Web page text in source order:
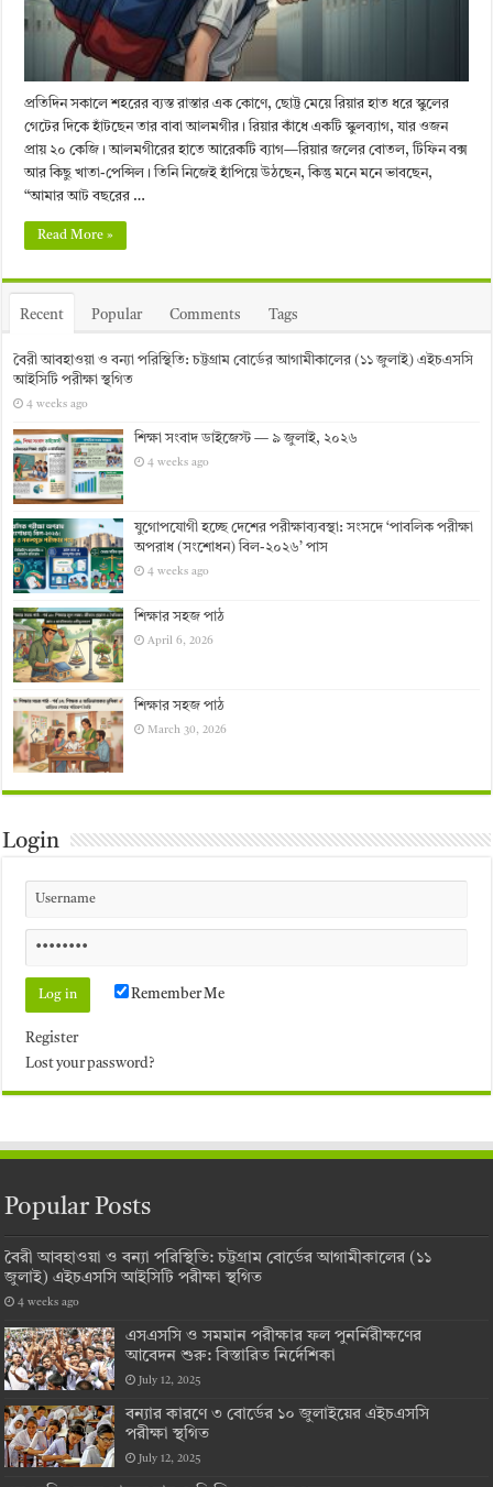
প্রতিদিন সকালে শহরের ব্যস্ত রাস্তার এক কোণে, ছোট্ট মেয়ে রিয়ার হাত ধরে স্কুলের
গেটের দিকে হাঁটছেন তার বাবা আলমগীর। রিয়ার কাঁধে একটি স্কুলব্যাগ, যার ওজন
প্রায় ২০ কেজি। আলমগীরের হাতে আরেকটি ব্যাগ—রিয়ার জলের বোতল, টিফিন বক্স
আর কিছু খাতা-পেন্সিল। তিনি নিজেই হাঁপিয়ে উঠছেন, কিন্তু মনে মনে ভাবছেন,
“আমার আট বছরের …
Read More »
Recent Popular Comments Tags
বৈরী আবহাওয়া ও বন্যা পরিস্থিতি: চট্টগ্রাম বোর্ডের আগামীকালের (১১ জুলাই) এইচএসসি
আইসিটি পরীক্ষা স্থগিত
4 weeks ago
শিক্ষা সংবাদ ডাইজেস্ট — ৯ জুলাই, ২০২৬
4 weeks ago
যুগোপযোগী হচ্ছে দেশের পরীক্ষাব্যবস্থা: সংসদে ‘পাবলিক পরীক্ষা
অপরাধ (সংশোধন) বিল-২০২৬’ পাস
4 weeks ago
শিক্ষার সহজ পাঠ
April 6, 2026
শিক্ষার সহজ পাঠ
March 30, 2026
Login
Remember Me
Register
Lost your password?
Popular Posts
বৈরী আবহাওয়া ও বন্যা পরিস্থিতি: চট্টগ্রাম বোর্ডের আগামীকালের (১১
জুলাই) এইচএসসি আইসিটি পরীক্ষা স্থগিত
4 weeks ago
এসএসসি ও সমমান পরীক্ষার ফল পুনর্নিরীক্ষণের
আবেদন শুরু: বিস্তারিত নির্দেশিকা
July 12, 2025
বন্যার কারণে ৩ বোর্ডের ১০ জুলাইয়ের এইচএসসি
পরীক্ষা স্থগিত
July 12, 2025